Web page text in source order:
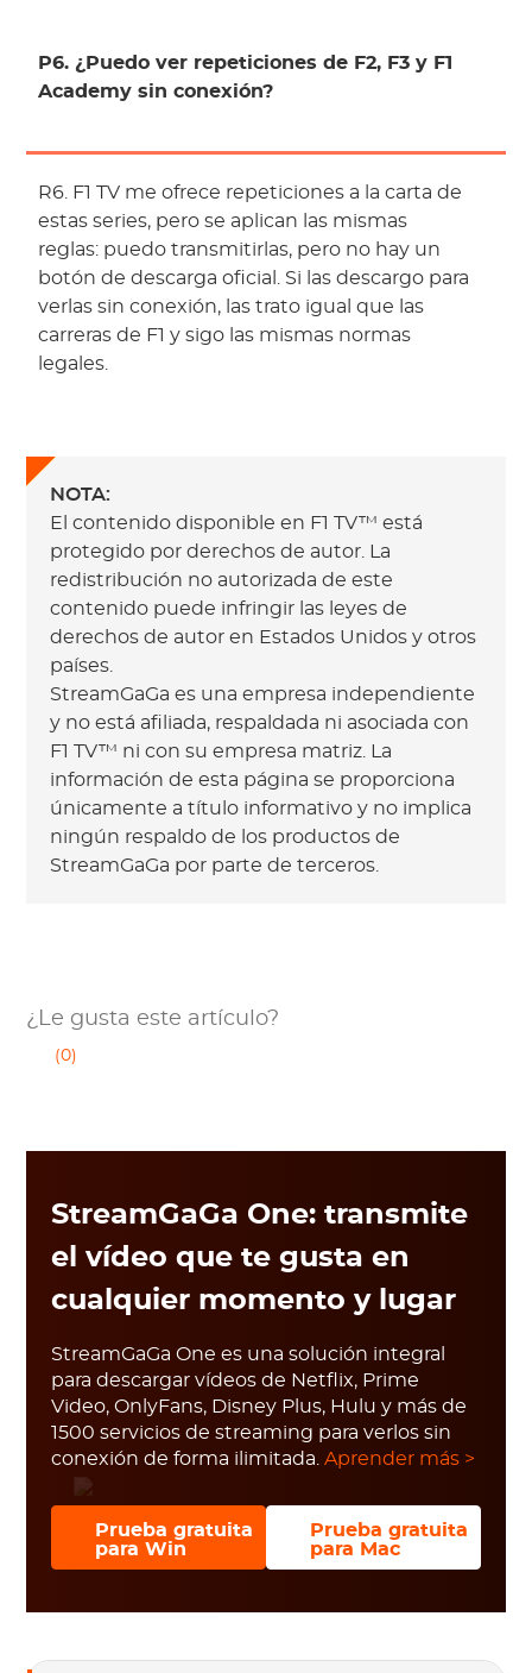
P6. ¿Puedo ver repeticiones de F2, F3 y F1
Academy sin conexión?
R6. F1 TV me ofrece repeticiones a la carta de
estas series, pero se aplican las mismas
reglas: puedo transmitirlas, pero no hay un
botón de descarga oficial. Si las descargo para
verlas sin conexión, las trato igual que las
carreras de F1 y sigo las mismas normas
legales.
NOTA:
El contenido disponible en F1 TV™ está
protegido por derechos de autor. La
redistribución no autorizada de este
contenido puede infringir las leyes de
derechos de autor en Estados Unidos y otros
países.
StreamGaGa es una empresa independiente
y no está afiliada, respaldada ni asociada con
F1 TV™ ni con su empresa matriz. La
información de esta página se proporciona
únicamente a título informativo y no implica
ningún respaldo de los productos de
StreamGaGa por parte de terceros.
¿Le gusta este artículo?
(0)
StreamGaGa One: transmite
el vídeo que te gusta en
cualquier momento y lugar
StreamGaGa One es una solución integral
para descargar vídeos de Netflix, Prime
Video, OnlyFans, Disney Plus, Hulu y más de
1500 servicios de streaming para verlos sin
conexión de forma ilimitada. Aprender más >
Prueba gratuita
para Win
Prueba gratuita
para Mac